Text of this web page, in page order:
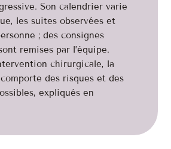
Son calendrier varie
les suites observées et
; des consignes
remises par l’équipe.
chirurgicale, la
des risques et des
expliqués en